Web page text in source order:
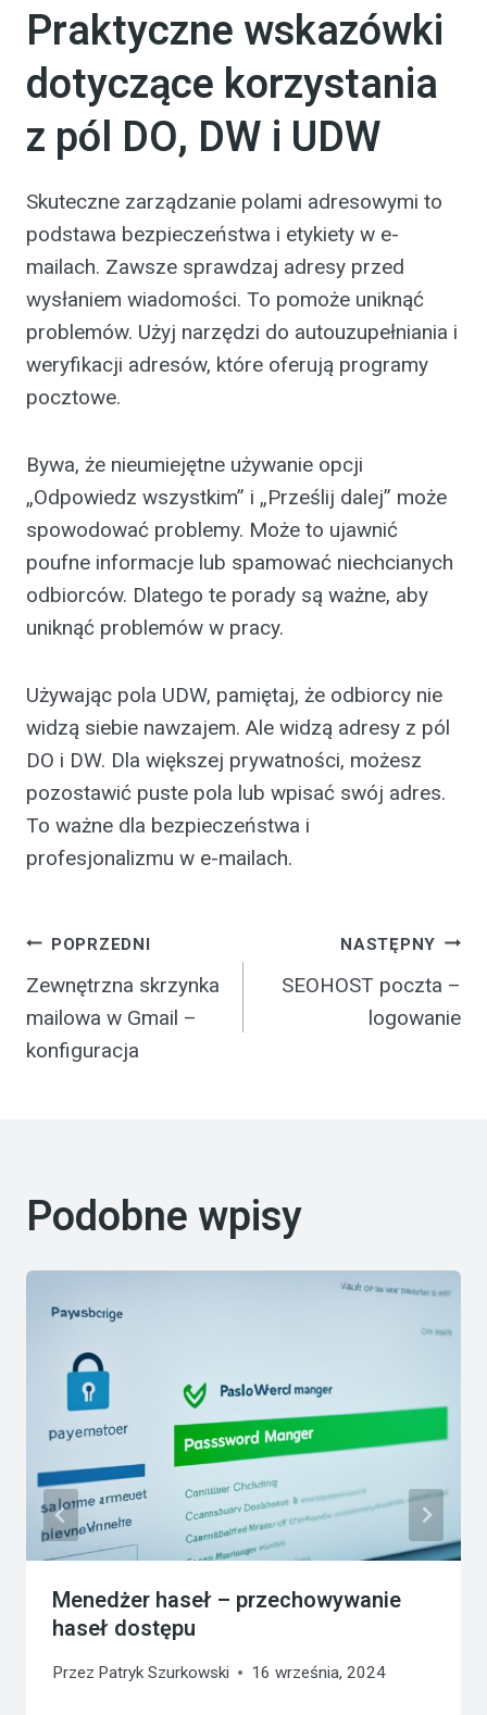
Praktyczne wskazówki
dotyczące korzystania
z pól DO, DW i UDW
Skuteczne zarządzanie polami adresowymi to
podstawa bezpieczeństwa i etykiety w e-
mailach. Zawsze sprawdzaj adresy przed
wysłaniem wiadomości. To pomoże uniknąć
problemów. Użyj narzędzi do autouzupełniania i
weryfikacji adresów, które oferują programy
pocztowe.
Bywa, że nieumiejętne używanie opcji
„Odpowiedz wszystkim” i „Prześlij dalej” może
spowodować problemy. Może to ujawnić
poufne informacje lub spamować niechcianych
odbiorców. Dlatego te porady są ważne, aby
uniknąć problemów w pracy.
Używając pola UDW, pamiętaj, że odbiorcy nie
widzą siebie nawzajem. Ale widzą adresy z pól
DO i DW. Dla większej prywatności, możesz
pozostawić puste pola lub wpisać swój adres.
To ważne dla bezpieczeństwa i
profesjonalizmu w e-mailach.
Nawigacja
wpisu
POPRZEDNI
Zewnętrzna skrzynka
mailowa w Gmail –
konfiguracja
NASTĘPNY
SEOHOST poczta –
logowanie
Podobne wpisy
Menedżer haseł – przechowywanie
haseł dostępu
Przez Patryk Szurkowski 16 września, 2024